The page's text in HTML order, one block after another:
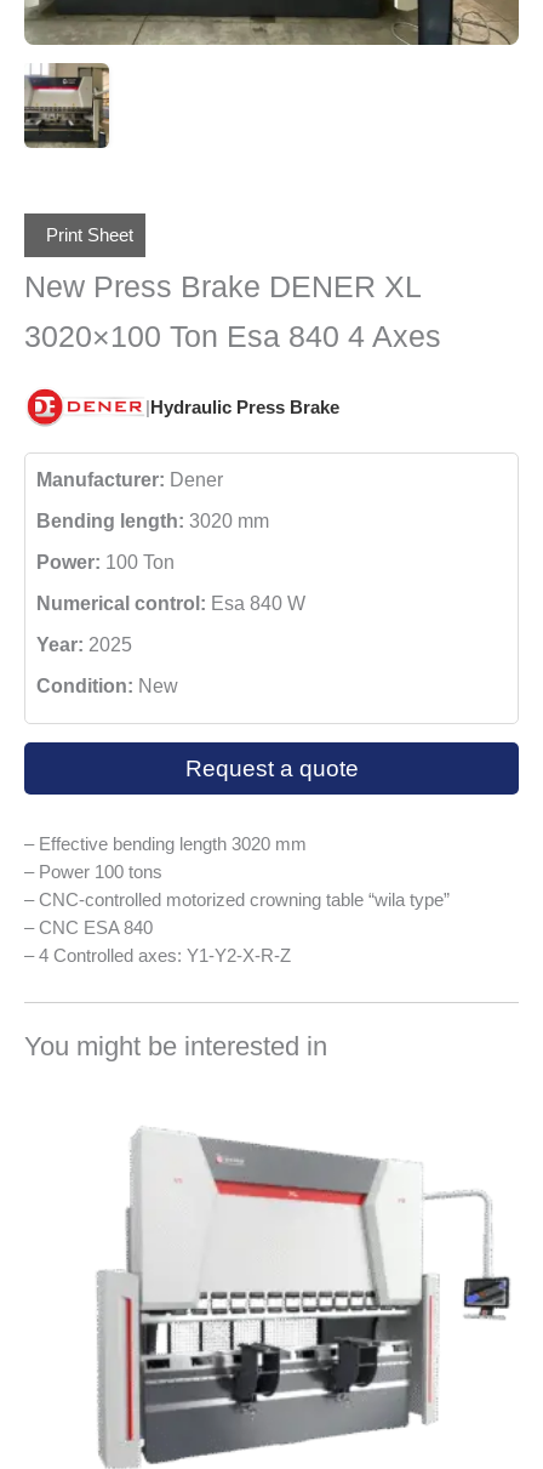
Print Sheet
New Press Brake DENER XL
3020×100 Ton Esa 840 4 Axes
Hydraulic Press Brake
Manufacturer: Dener
Bending length: 3020 mm
Power: 100 Ton
Numerical control: Esa 840 W
Year: 2025
Condition: New
Request a quote
– Effective bending length 3020 mm
– Power 100 tons
– CNC-controlled motorized crowning table “wila type”
– CNC ESA 840
– 4 Controlled axes: Y1-Y2-X-R-Z
You might be interested in